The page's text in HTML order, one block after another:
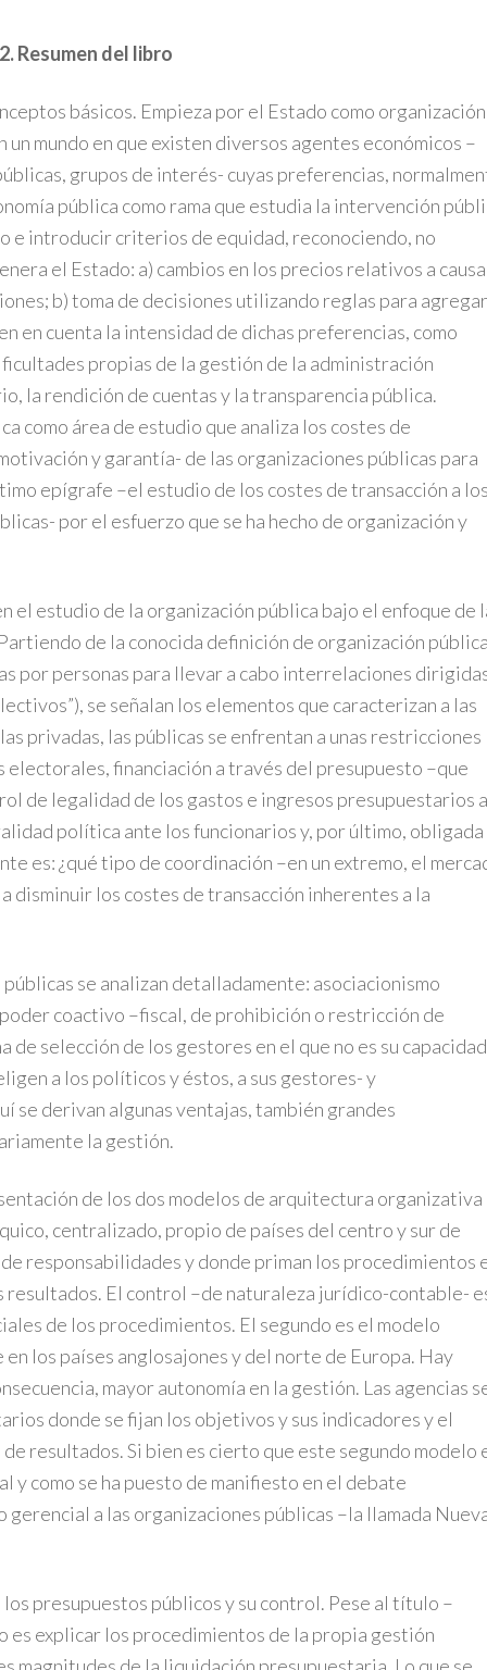
2. Resumen del libro
básicos. Empieza por el Estado como organización
mundo en que existen diversos agentes económicos –
grupos de interés- cuyas preferencias,
pública como rama que estudia la intervención
e introducir criterios de equidad, reconociendo, no
el Estado: a) cambios en los precios relativos a causa
b) toma de decisiones utilizando reglas para agregar
en cuenta la intensidad de dichas preferencias, como
propias de la gestión de la administración
la rendición de cuentas y la transparencia pública.
como área de estudio que analiza los costes de
y garantía- de las organizaciones públicas para
epígrafe –el estudio de los costes de transacción a
por el esfuerzo que se ha hecho de organización y
el estudio de la organización pública bajo el enfoque de
de la conocida definición de organización
por personas para llevar a cabo interrelaciones
se señalan los elementos que caracterizan a las
privadas, las públicas se enfrentan a unas restricciones
financiación a través del presupuesto –que
de legalidad de los gastos e ingresos presupuestarios
política ante los funcionarios y, por último, obligada
es: ¿qué tipo de coordinación –en un extremo, el
disminuir los costes de transacción inherentes a la
se analizan detalladamente: asociacionismo
coactivo –fiscal, de prohibición o restricción de
selección de los gestores en el que no es su capacidad
a los políticos y éstos, a sus gestores- y
se derivan algunas ventajas, también grandes
la gestión.
de los dos modelos de arquitectura organizativa
centralizado, propio de países del centro y sur de
responsabilidades y donde priman los procedimientos
resultados. El control –de naturaleza jurídico-contable-
de los procedimientos. El segundo es el modelo
los países anglosajones y del norte de Europa. Hay
mayor autonomía en la gestión. Las agencias
donde se fijan los objetivos y sus indicadores y el
resultados. Si bien es cierto que este segundo modelo
y como se ha puesto de manifiesto en el debate
a las organizaciones públicas –la llamada
presupuestos públicos y su control. Pese al título –
explicar los procedimientos de la propia gestión